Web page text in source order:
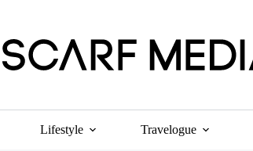
Lifestyle Travelogue